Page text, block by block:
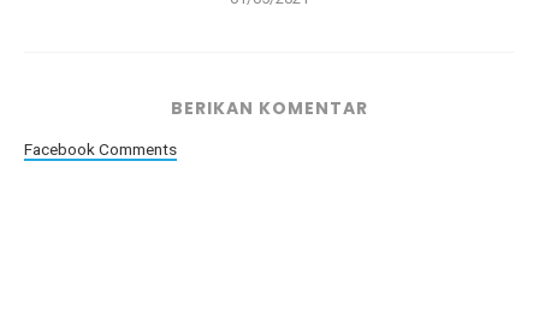
BERIKAN KOMENTAR
Facebook Comments